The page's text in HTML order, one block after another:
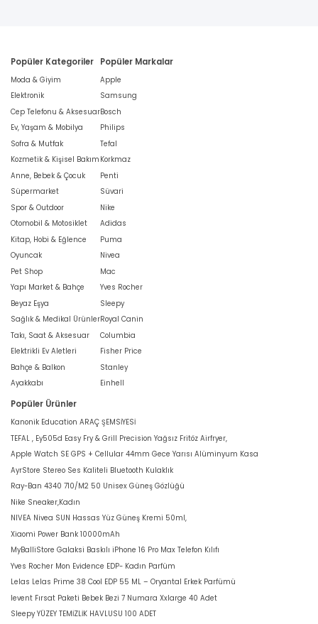
Popüler Kategoriler
Moda & Giyim
Elektronik
Cep Telefonu & Aksesuar
Ev, Yaşam & Mobilya
Sofra & Mutfak
Kozmetik & Kişisel Bakım
Anne, Bebek & Çocuk
Süpermarket
Spor & Outdoor
Otomobil & Motosiklet
Kitap, Hobi & Eğlence
Oyuncak
Pet Shop
Yapı Market & Bahçe
Beyaz Eşya
Sağlık & Medikal Ürünler
Takı, Saat & Aksesuar
Elektrikli Ev Aletleri
Bahçe & Balkon
Ayakkabı
Popüler Markalar
Apple
Samsung
Bosch
Philips
Tefal
Korkmaz
Penti
Süvari
Nike
Adidas
Puma
Nivea
Mac
Yves Rocher
Sleepy
Royal Canin
Columbia
Fisher Price
Stanley
Einhell
Popüler Ürünler
Kanonik Education ARAÇ ŞEMSİYESİ
TEFAL , Ey505d Easy Fry & Grill Precision Yağsız Fritöz Airfryer,
Apple Watch SE GPS + Cellular 44mm Gece Yarısı Alüminyum Kasa
AyrStore Stereo Ses Kaliteli Bluetooth Kulaklık
Ray-Ban 4340 710/M2 50 Unisex Güneş Gözlüğü
Nike Sneaker,Kadın
NIVEA Nivea SUN Hassas Yüz Güneş Kremi 50ml,
Xiaomi Power Bank 10000mAh
MyBalliStore Galaksi Baskılı iPhone 16 Pro Max Telefon Kılıfı
Yves Rocher Mon Evidence EDP- Kadın Parfüm
Lelas Lelas Prime 38 Cool EDP 55 ML – Oryantal Erkek Parfümü
levent Fırsat Paketi Bebek Bezi 7 Numara Xxlarge 40 Adet
Sleepy YÜZEY TEMİZLİK HAVLUSU 100 ADET